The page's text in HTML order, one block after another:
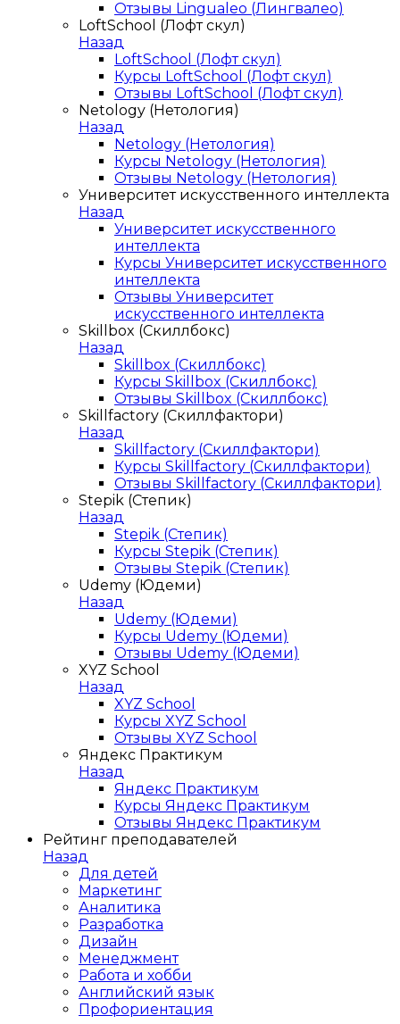
Отзывы Lingualeo (Лингвалео)
LoftSchool (Лофт скул)
Назад
LoftSchool (Лофт скул)
Курсы LoftSchool (Лофт скул)
Отзывы LoftSchool (Лофт скул)
Netology (Нетология)
Назад
Netology (Нетология)
Курсы Netology (Нетология)
Отзывы Netology (Нетология)
Университет искусственного интеллекта
Назад
Университет искусственного
интеллекта
Курсы Университет искусственного
интеллекта
Отзывы Университет
искусственного интеллекта
Skillbox (Скиллбокс)
Назад
Skillbox (Скиллбокс)
Курсы Skillbox (Скиллбокс)
Отзывы Skillbox (Скиллбокс)
Skillfactory (Скиллфактори)
Назад
Skillfactory (Скиллфактори)
Курсы Skillfactory (Скиллфактори)
Отзывы Skillfactory (Скиллфактори)
Stepik (Степик)
Назад
Stepik (Степик)
Курсы Stepik (Степик)
Отзывы Stepik (Степик)
Udemy (Юдеми)
Назад
Udemy (Юдеми)
Курсы Udemy (Юдеми)
Отзывы Udemy (Юдеми)
XYZ School
Назад
XYZ School
Курсы XYZ School
Отзывы XYZ School
Яндекс Практикум
Назад
Яндекс Практикум
Курсы Яндекс Практикум
Отзывы Яндекс Практикум
Рейтинг преподавателей
Назад
Для детей
Маркетинг
Аналитика
Разработка
Дизайн
Менеджмент
Работа и хобби
Английский язык
Профориентация